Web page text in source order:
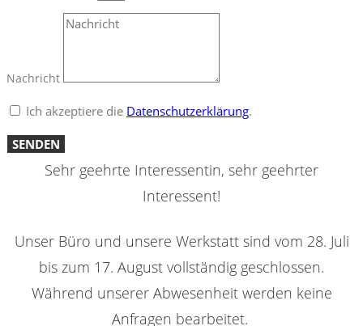
Nachricht
Ich akzeptiere die Datenschutzerklärung.
SENDEN
Sehr geehrte Interessentin, sehr geehrter
Interessent!
Unser Büro und unsere Werkstatt sind vom 28. Juli
bis zum 17. August vollständig geschlossen.
Während unserer Abwesenheit werden keine
Anfragen bearbeitet.